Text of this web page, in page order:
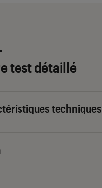
test détaillé
techniques